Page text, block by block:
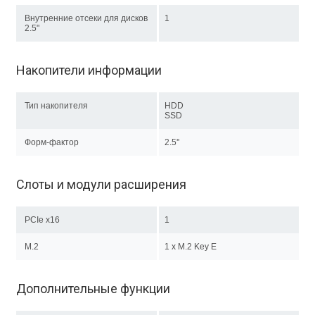
Внутренние отсеки для дисков
2.5"
1
Накопители информации
Тип накопителя
HDD
SSD
Форм-фактор 2.5''
Слоты и модули расширения
PCIe x16 1
M.2 1 х M.2 Key E
Дополнительные функции